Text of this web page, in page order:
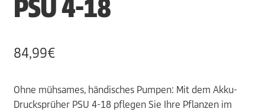
PSU 4-18
84,99€
Ohne mühsames, händisches Pumpen: Mit dem Akku-
Drucksprüher PSU 4-18 pflegen Sie Ihre Pflanzen im